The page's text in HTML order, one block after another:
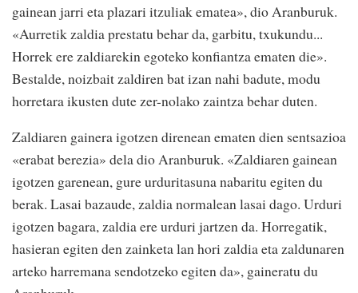
gainean jarri eta plazari itzuliak ematea», dio Aranburuk.
«Aurretik zaldia prestatu behar da, garbitu, txukundu...
Horrek ere zaldiarekin egoteko konfiantza ematen die».
Bestalde, noizbait zaldiren bat izan nahi badute, modu
horretara ikusten dute zer-nolako zaintza behar duten.
Zaldiaren gainera igotzen direnean ematen dien sentsazioa
«erabat berezia» dela dio Aranburuk. «Zaldiaren gainean
igotzen garenean, gure urduritasuna nabaritu egiten du
berak. Lasai bazaude, zaldia normalean lasai dago. Urduri
igotzen bagara, zaldia ere urduri jartzen da. Horregatik,
hasieran egiten den zainketa lan hori zaldia eta zaldunaren
arteko harremana sendotzeko egiten da», gaineratu du